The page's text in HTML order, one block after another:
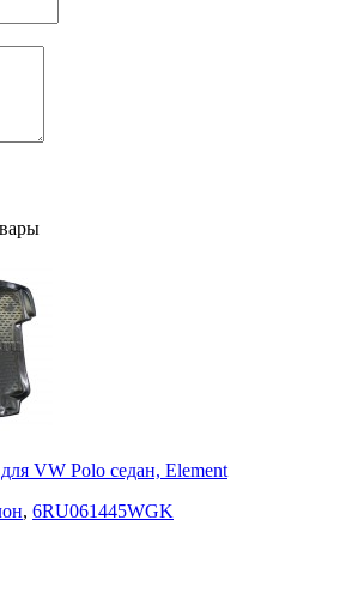
VW Polo седан, Element
, 6RU061445WGK